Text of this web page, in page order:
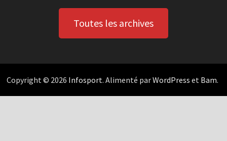
Toutes les archives
Copyright © 2026 Infosport. Alimenté parWordPress et Bam.